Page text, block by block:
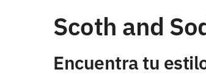
los
últimos
Scoth and
Encuentra tu